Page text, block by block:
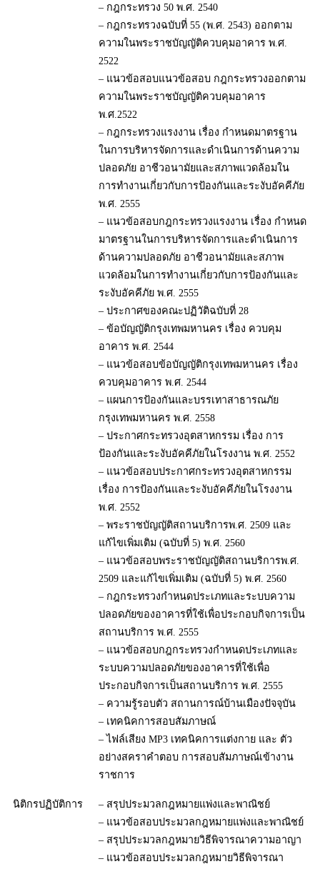
– กฎกระทรวง 50 พ.ศ. 2540
– กฎกระทรวงฉบับที่ 55 (พ.ศ. 2543) ออกตาม
ความในพระราชบัญญัติควบคุมอาคาร พ.ศ.
2522
– แนวข้อสอบแนวข้อสอบ กฎกระทรวงออกตาม
ความในพระราชบัญญัติควบคุมอาคาร
พ.ศ.2522
– กฎกระทรวงแรงงาน เรื่อง กำหนดมาตรฐาน
ในการบริหารจัดการและดำเนินการด้านความ
ปลอดภัย อาชีวอนามัยและสภาพแวดล้อมใน
การทำงานเกี่ยวกับการป้องกันและระงับอัคคีภัย
พ.ศ. 2555
– แนวข้อสอบกฎกระทรวงแรงงาน เรื่อง กำหนด
มาตรฐานในการบริหารจัดการและดำเนินการ
ด้านความปลอดภัย อาชีวอนามัยและสภาพ
แวดล้อมในการทำงานเกี่ยวกับการป้องกันและ
ระงับอัคคีภัย พ.ศ. 2555
– ประกาศของคณะปฏิวัติฉบับที่ 28
– ข้อบัญญัติกรุงเทพมหานคร เรื่อง ควบคุม
อาคาร พ.ศ. 2544
– แนวข้อสอบข้อบัญญัติกรุงเทพมหานคร เรื่อง
ควบคุมอาคาร พ.ศ. 2544
– แผนการป้องกันและบรรเทาสาธารณภัย
กรุงเทพมหานคร พ.ศ. 2558
– ประกาศกระทรวงอุตสาหกรรม เรื่อง การ
ป้องกันและระงับอัคคีภัยในโรงงาน พ.ศ. 2552
– แนวข้อสอบประกาศกระทรวงอุตสาหกรรม
เรื่อง การป้องกันและระงับอัคคีภัยในโรงงาน
พ.ศ. 2552
– พระราชบัญญัติสถานบริการพ.ศ. 2509 และ
แก้ไขเพิ่มเติม (ฉบับที่ 5) พ.ศ. 2560
– แนวข้อสอบพระราชบัญญัติสถานบริการพ.ศ.
2509 และแก้ไขเพิ่มเติม (ฉบับที่ 5) พ.ศ. 2560
– กฎกระทรวงกำหนดประเภทและระบบความ
ปลอดภัยของอาคารที่ใช้เพื่อประกอบกิจการเป็น
สถานบริการ พ.ศ. 2555
– แนวข้อสอบกฎกระทรวงกำหนดประเภทและ
ระบบความปลอดภัยของอาคารที่ใช้เพื่อ
ประกอบกิจการเป็นสถานบริการ พ.ศ. 2555
– ความรู้รอบตัว สถานการณ์บ้านเมืองปัจจุบัน
– เทคนิคการสอบสัมภาษณ์
– ไฟล์เสียง MP3 เทคนิคการแต่งกาย และ ตัว
อย่างสคราคำตอบ การสอบสัมภาษณ์เข้างาน
ราชการ
นิติกรปฏิบัติการ
– สรุปประมวลกฎหมายแพ่งและพาณิชย์
– แนวข้อสอบประมวลกฎหมายแพ่งและพาณิชย์
– สรุปประมวลกฎหมายวิธีพิจารณาความอาญา
– แนวข้อสอบประมวลกฎหมายวิธีพิจารณา